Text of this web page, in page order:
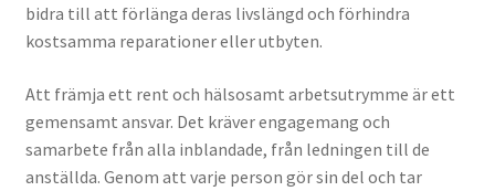
bidra till att förlänga deras livslängd och förhindra
kostsamma reparationer eller utbyten.
Att främja ett rent och hälsosamt arbetsutrymme är ett
gemensamt ansvar. Det kräver engagemang och
samarbete från alla inblandade, från ledningen till de
anställda. Genom att varje person gör sin del och tar